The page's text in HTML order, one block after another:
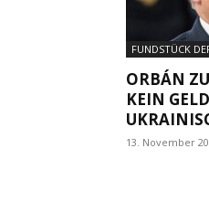
FUNDSTÜCK
ORBÁN
KEIN
13. November